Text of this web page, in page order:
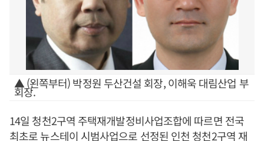
▲ (왼쪽부터) 박정원 두산건설 회장, 이해욱 대림산업 부
회장.
14일 청천2구역 주택재개발정비사업조합에 따르면 전국
최초로 뉴스테이 시범사업으로 선정된 인천 청천2구역 재